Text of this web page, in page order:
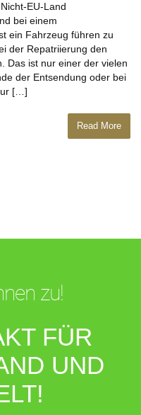
EU-Land
bei einem
ein Fahrzeug führen zu
der Repatriierung den
Das ist nur einer der vielen
der Entsendung oder bei
[…]
Read More
zu!
FÜR
UND